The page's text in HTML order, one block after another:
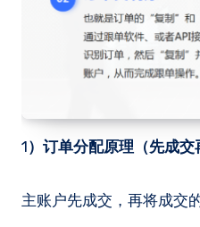
1）订单分配原理（先成交
主账户先成交，再将成交